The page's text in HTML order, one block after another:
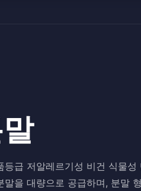
급 저알레르기성 비건 식물
을 대량으로 공급하며, 분말